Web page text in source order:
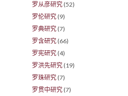
罗从彦研究 (52)
罗伦研究 (9)
罗典研究 (7)
罗含研究 (66)
罗宪研究 (4)
罗洪先研究 (19)
罗珠研究 (7)
罗贯中研究 (7)